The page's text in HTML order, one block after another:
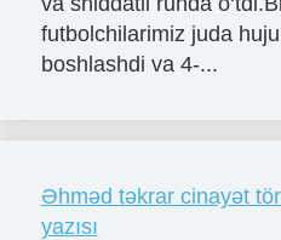
futbolchilarimiz juda
boshlashdi va 4-...
Əhməd təkrar cinayət
yazısı